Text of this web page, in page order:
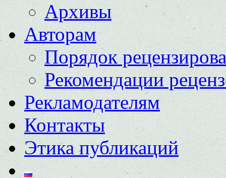
Архивы
Авторам
Порядок
Рекомендации
Рекламодателям
Контакты
Этика публикаций